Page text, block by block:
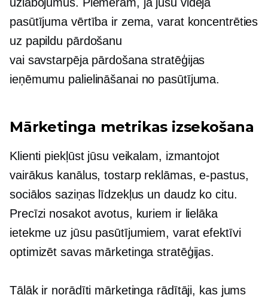
pasūtījuma vērtība ir zema, varat koncentrēties
uz papildu pārdošanu
vai savstarpēja pārdošanastratēģijas
ieņēmumu palielināšanai no pasūtījuma.
Mārketinga metrikas izsekošana
Klienti piekļūst jūsu veikalam, izmantojot
vairākus kanālus, tostarp reklāmas, e-pastus,
sociālos saziņas līdzekļus un daudz ko citu.
Precīzi nosakot avotus, kuriem ir lielāka
ietekme uz jūsu pasūtījumiem, varat efektīvi
optimizēt savas mārketinga stratēģijas.
Tālāk ir norādīti mārketinga rādītāji, kas jums